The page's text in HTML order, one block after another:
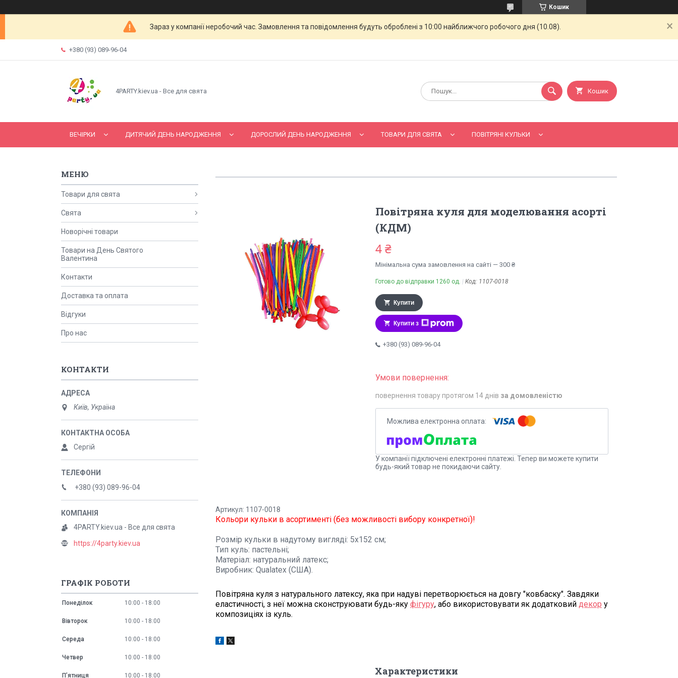
Кошик
Зараз у компанії неробочий час. Замовлення та повідомлення будуть оброблені з 10:00 найближчого робочого дня (10.08).
+380 (93) 089-96-04
4PARTY.kiev.ua - Все для свята Кошик
ВЕЧІРКИ ДИТЯЧИЙ ДЕНЬ НАРОДЖЕННЯ ДОРОСЛИЙ ДЕНЬ НАРОДЖЕННЯ ТОВАРИ ДЛЯ СВЯТА ПОВІТРЯНІ КУЛЬКИ
Повітряна куля для моделювання асорті
(КДМ)
4 ₴
Мінімальна сума замовлення на сайті — 300 ₴
Готово до відправки 1260 од. Код: 1107-0018
Купити
Купити з
+380 (93) 089-96-04
повернення товару протягом 14 днів за домовленістю
У компанії підключені електронні платежі. Тепер ви можете купити
будь-який товар не покидаючи сайту.
Артикул: 1107-0018
Кольори кульки в асортименті (без можливості вибору конкретної)!
Розмір кульки в надутому вигляді: 5х152 см;
Тип куль: пастельні;
Матеріал: натуральний латекс;
Виробник: Qualatex (США).
Повітряна куля з натурального латексу, яка при надуві перетворюється на довгу "ковбаску". Завдяки
еластичності, з неї можна сконструювати будь-яку фігуру, або використовувати як додатковий декор у
композиціях із куль.
Характеристики
Товари для свята
Свята
Новорічні товари
Товари на День Святого
Валентина
Контакти
Доставка та оплата
Відгуки
Про нас
КОНТАКТИ
Київ, Україна
Сергій
+380 (93) 089-96-04
4PARTY.kiev.ua - Все для свята
https://4party.kiev.ua
ГРАФІК РОБОТИ
Понеділок 10:00 18:00
Вівторок 10:00 18:00
Середа 10:00 18:00
Четвер 10:00 18:00
Пʼятниця 10:00 18:00